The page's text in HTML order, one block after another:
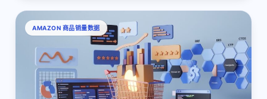
AMAZON 商品销量数据